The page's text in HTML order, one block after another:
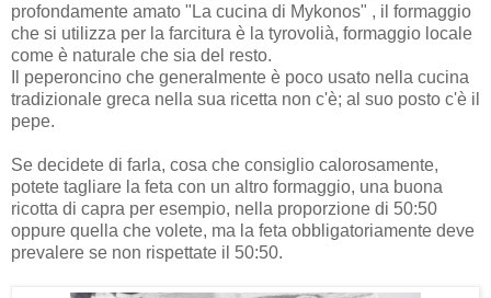
profondamente amato "La cucina di Mykonos" , il formaggio
che si utilizza per la farcitura è la tyrovolià, formaggio locale
come è naturale che sia del resto.
Il peperoncino che generalmente è poco usato nella cucina
tradizionale greca nella sua ricetta non c'è; al suo posto c'è il
pepe.
Se decidete di farla, cosa che consiglio calorosamente,
potete tagliare la feta con un altro formaggio, una buona
ricotta di capra per esempio, nella proporzione di 50:50
oppure quella che volete, ma la feta obbligatoriamente deve
prevalere se non rispettate il 50:50.